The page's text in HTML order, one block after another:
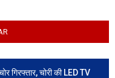
गिरफ्तार, चोरी की LED TV